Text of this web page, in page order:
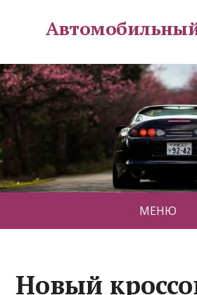
МЕНЮ
Новый